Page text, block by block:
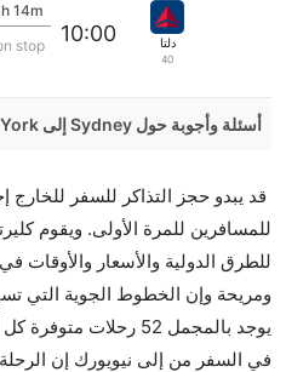
دلتا
40
10:00
14m
stop
أسئلة وأجوبة حول Sydney إلى New York الرحلات الجوية
إلىنيويورك مما تستغرقه
نعم. توفر كل من أسرع رحلات
هل توفر شركات الطيران
كثير من خطوط طيران درجة
إضافية للنوم.
قد يبدو حجز التذاكر للسفر للخارج
للمسافرين للمرة الأولى. ويقوم
للطرق الدولية والأسعار
يوجد بالمجمل 52
في السفر من إلى نيويورك إن